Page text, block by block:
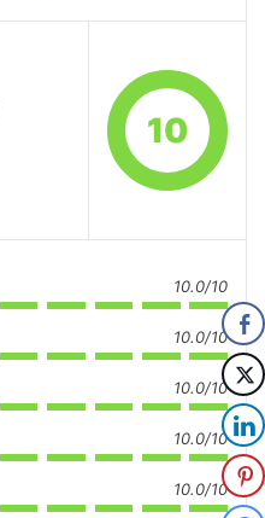
10
10.0/10
10.0/10
10.0/10
10.0/10
10.0/10